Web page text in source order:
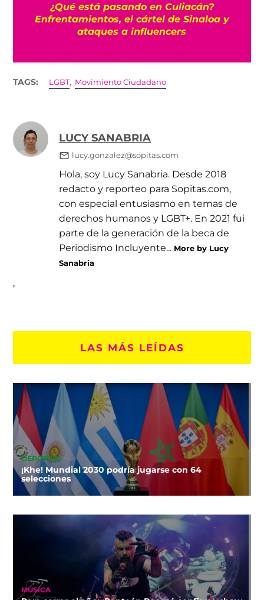
¿Qué está pasando en Culiacán?
Enfrentamientos, el cártel de Sinaloa y
ataques a influencers
TAGS: LGBT, Movimiento Ciudadano
LUCY SANABRIA
lucy.gonzalez@sopitas.com
Hola, soy Lucy Sanabria. Desde 2018
redacto y reporteo para Sopitas.com,
con especial entusiasmo en temas de
derechos humanos y LGBT+. En 2021 fui
parte de la generación de la beca de
Periodismo Incluyente... More by Lucy
Sanabria
LAS MÁS LEÍDAS
DEPORTES
¡Khe! Mundial 2030 podría jugarse con 64
selecciones
MÚSICA